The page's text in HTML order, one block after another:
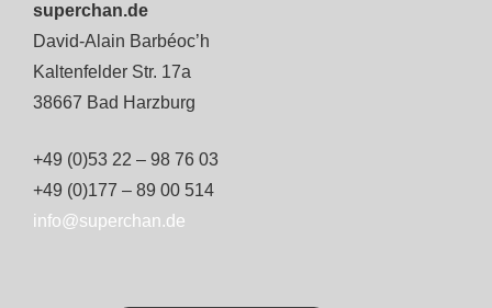
superchan.de
David-Alain Barbéoc’h
Kaltenfelder Str. 17a
38667 Bad Harzburg
+49 (0)53 22 – 98 76 03
+49 (0)177 – 89 00 514
info@superchan.de